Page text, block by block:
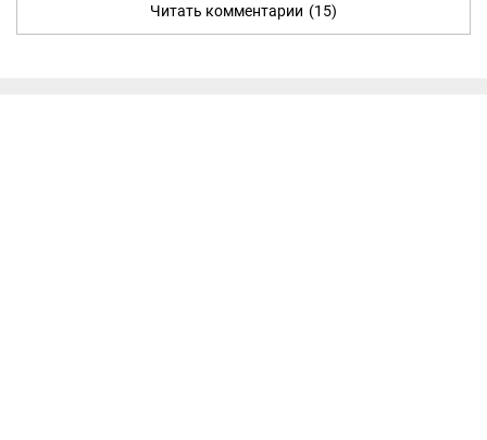
Читать комментарии (15)